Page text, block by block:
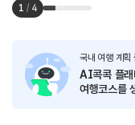
1 / 4
국내 여행 계획
AI콕콕 플래
여행코스를